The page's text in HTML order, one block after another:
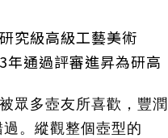
究級高級工藝美術
年通過評審進昇為研高
眾多壺友所喜歡，豐潤
。縱觀整個壺型的